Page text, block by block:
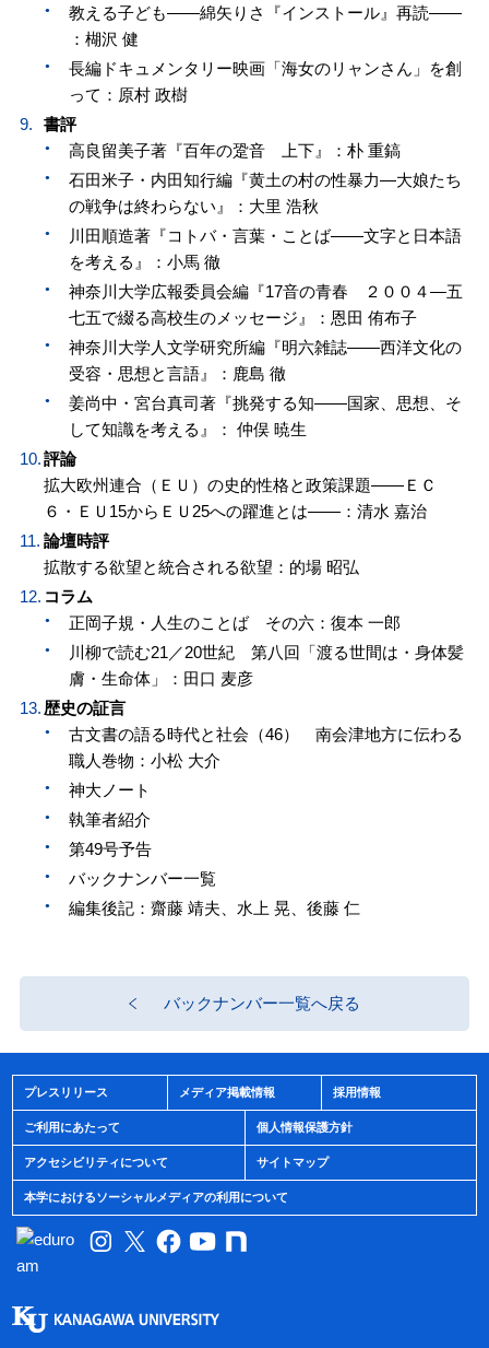
教える子ども——綿矢りさ『インストール』再読——
：楜沢 健
長編ドキュメンタリー映画「海女のリャンさん」を創
って：原村 政樹
書評
高良留美子著『百年の跫音 上下』：朴 重鎬
石田米子・内田知行編『黄土の村の性暴力—大娘たち
の戦争は終わらない』：大里 浩秋
川田順造著『コトバ・言葉・ことば——文字と日本語
を考える』：小馬 徹
神奈川大学広報委員会編『17音の青春 ２００４—五
七五で綴る高校生のメッセージ』：恩田 侑布子
神奈川大学人文学研究所編『明六雑誌——西洋文化の
受容・思想と言語』：鹿島 徹
姜尚中・宮台真司著『挑発する知——国家、思想、そ
して知識を考える』： 仲俣 暁生
評論
拡大欧州連合（ＥＵ）の史的性格と政策課題——ＥＣ
６・ＥＵ15からＥＵ25への躍進とは——：清水 嘉治
論壇時評
拡散する欲望と統合される欲望：的場 昭弘
コラム
正岡子規・人生のことば その六：復本 一郎
川柳で読む21／20世紀 第八回「渡る世間は・身体髪
膚・生命体」：田口 麦彦
歴史の証言
古文書の語る時代と社会（46） 南会津地方に伝わる
職人巻物：小松 大介
神大ノート
執筆者紹介
第49号予告
バックナンバー一覧
編集後記：齋藤 靖夫、水上 晃、後藤 仁
バックナンバー一覧へ戻る
プレスリリース メディア掲載情報 採用情報
ご利用にあたって 個人情報保護方針
アクセシビリティについて サイトマップ
本学におけるソーシャルメディアの利用について